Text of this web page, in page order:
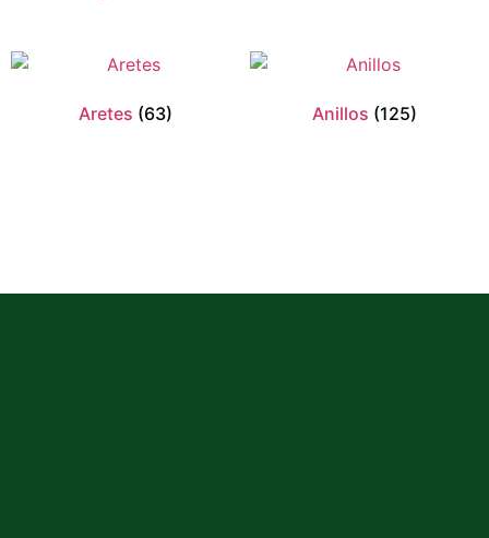
Aretes (63) Anillos (125)